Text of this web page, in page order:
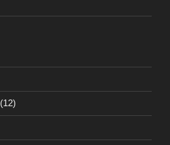
(12)